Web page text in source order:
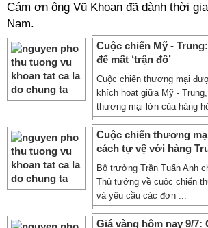
Cám ơn ông Vũ Khoan đã dành thời
Nam.
Cuộc chiến Mỹ -
để mất ‘trận đồ’
Cuộc chiến thương mại
khích hoạt giữa Mỹ -
thương mại lớn của hàng
Cuộc chiến thương
cách tự vệ với hàng
Bộ trưởng Trần Tuấn Anh
Thủ tướng về cuộc chiến
và yêu cầu các đơn ...
Giá vàng hôm nay 9/7: